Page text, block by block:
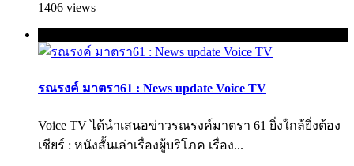
1406 views
รณรงค์ มาตรา61 : News update Voice TV
Voice TV ได้นำเสนอข่าวรณรงค์มาตรา 61 ยิ่งใกล้ยิ่งต้อง
เชียร์ : หนังสั้นเล่าเรื่องผู้บริโภค เรื่อง...